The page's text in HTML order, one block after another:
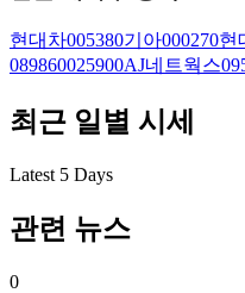
현대차005380기아000270현
089860025900AJ네트웍스
최근 일별 시세
Latest 5 Days
관련 뉴스
0